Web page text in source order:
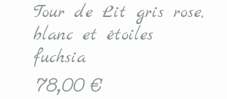
Tour de Lit gris rose,
blanc et étoiles
fuchsia
78,00 €Prix